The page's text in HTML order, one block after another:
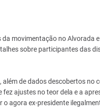
movimentação no Alvorada
sobre participantes das
de dados descobertos no
fez ajustes no teor dela e a
o agora ex-presidente